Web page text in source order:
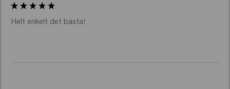
Helt enkelt det bästa!